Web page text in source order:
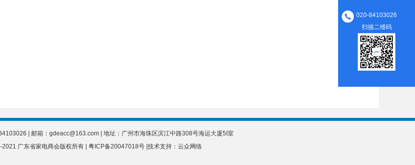
020-84103026
扫描二维码
| 邮箱：gdeacc@163.com | 地址：广州市海珠区滨江中路308号海运大厦5I室
广东省家电商会版权所有 | 粤ICP备20047018号 | 技术支持：云众网络